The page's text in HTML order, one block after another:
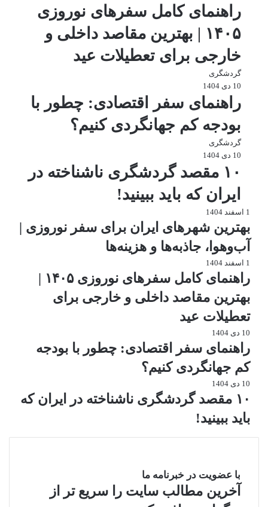
اگر زود رزرو کنید، هزینه‌ها بسیار مناسب خواهد بود.
قشم؛ سفر جنوبی ارزان‌تر از کیش
جزیره قشم نسبت به بسیاری از مقاصد جنوبی ارزان‌تر است. دلیلش هم
واضح است:
اقامتگاه‌های بومگردی زیاد
غذاهای محلی اقتصادی
جاذبه‌های طبیعی رایگان
امکان سفر زمینی تا بندرعباس
در نوروز هوای قشم عالی است و طبیعت آن واقعاً دیدنی می‌شود.
شیراز؛ شهر گردشگری با هزینه
منطقی
شیراز در نوروز بسیار محبوب است، اما اگر کمی هوشمندانه سفر کنید
می‌تواند اقتصادی هم باشد.
راه‌های کاهش هزینه در شیراز:
اقامتگاه سنتی به جای هتل لوکس
استفاده از حمل‌ونقل عمومی
بازدید از جاذبه‌های رایگان
عطر بهار نارنج هم که خودش یک تجربه رایگان و فوق‌العاده است.
شمال ایران؛ طبیعت ارزان و در
دسترس
شهرهایی مثل رشت و مناطق اطراف آن گزینه‌های اقتصادی خوبی
هستند، مخصوصاً اگر:
با خودرو شخصی سفر کنید
ویلا را گروهی اجاره کنید
ارزان‌ترین کشورهای خارجی برای
سفر نوروزی
راهنمای کامل سفرهای نوروزی
۱۴۰۵ | بهترین مقاصد داخلی و
خارجی برای تعطیلات عید
گردشگری
10 دی 1404
راهنمای سفر اقتصادی: چطور با
بودجه کم جهانگردی کنیم؟
گردشگری
10 دی 1404
۱۰ مقصد گردشگری ناشناخته در
ایران که باید ببینید!
1 اسفند 1404
بهترین شهرهای ایران برای سفر نوروزی |
آب‌وهوا، جاذبه‌ها و هزینه‌ها
1 اسفند 1404
راهنمای کامل سفرهای نوروزی ۱۴۰۵ |
بهترین مقاصد داخلی و خارجی برای
تعطیلات عید
10 دی 1404
راهنمای سفر اقتصادی: چطور با بودجه
کم جهانگردی کنیم؟
10 دی 1404
۱۰ مقصد گردشگری ناشناخته در ایران که
باید ببینید!
با عضویت در خبرنامه ما
آخرین مطالب سایت را سریع تر از